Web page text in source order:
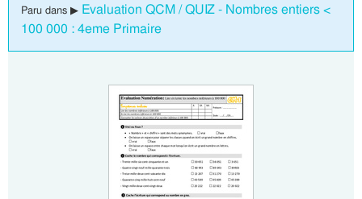
Paru dans ▶ Evaluation QCM / QUIZ - Nombres entiers <
100 000 : 4eme Primaire